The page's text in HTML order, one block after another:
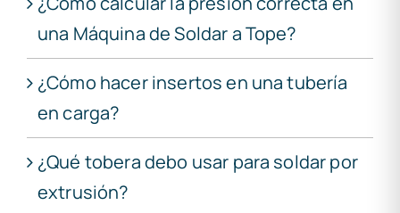
una Máquina de Soldar a Tope?
¿Cómo hacer insertos en una tubería
en carga?
¿Qué tobera debo usar para soldar por
extrusión?